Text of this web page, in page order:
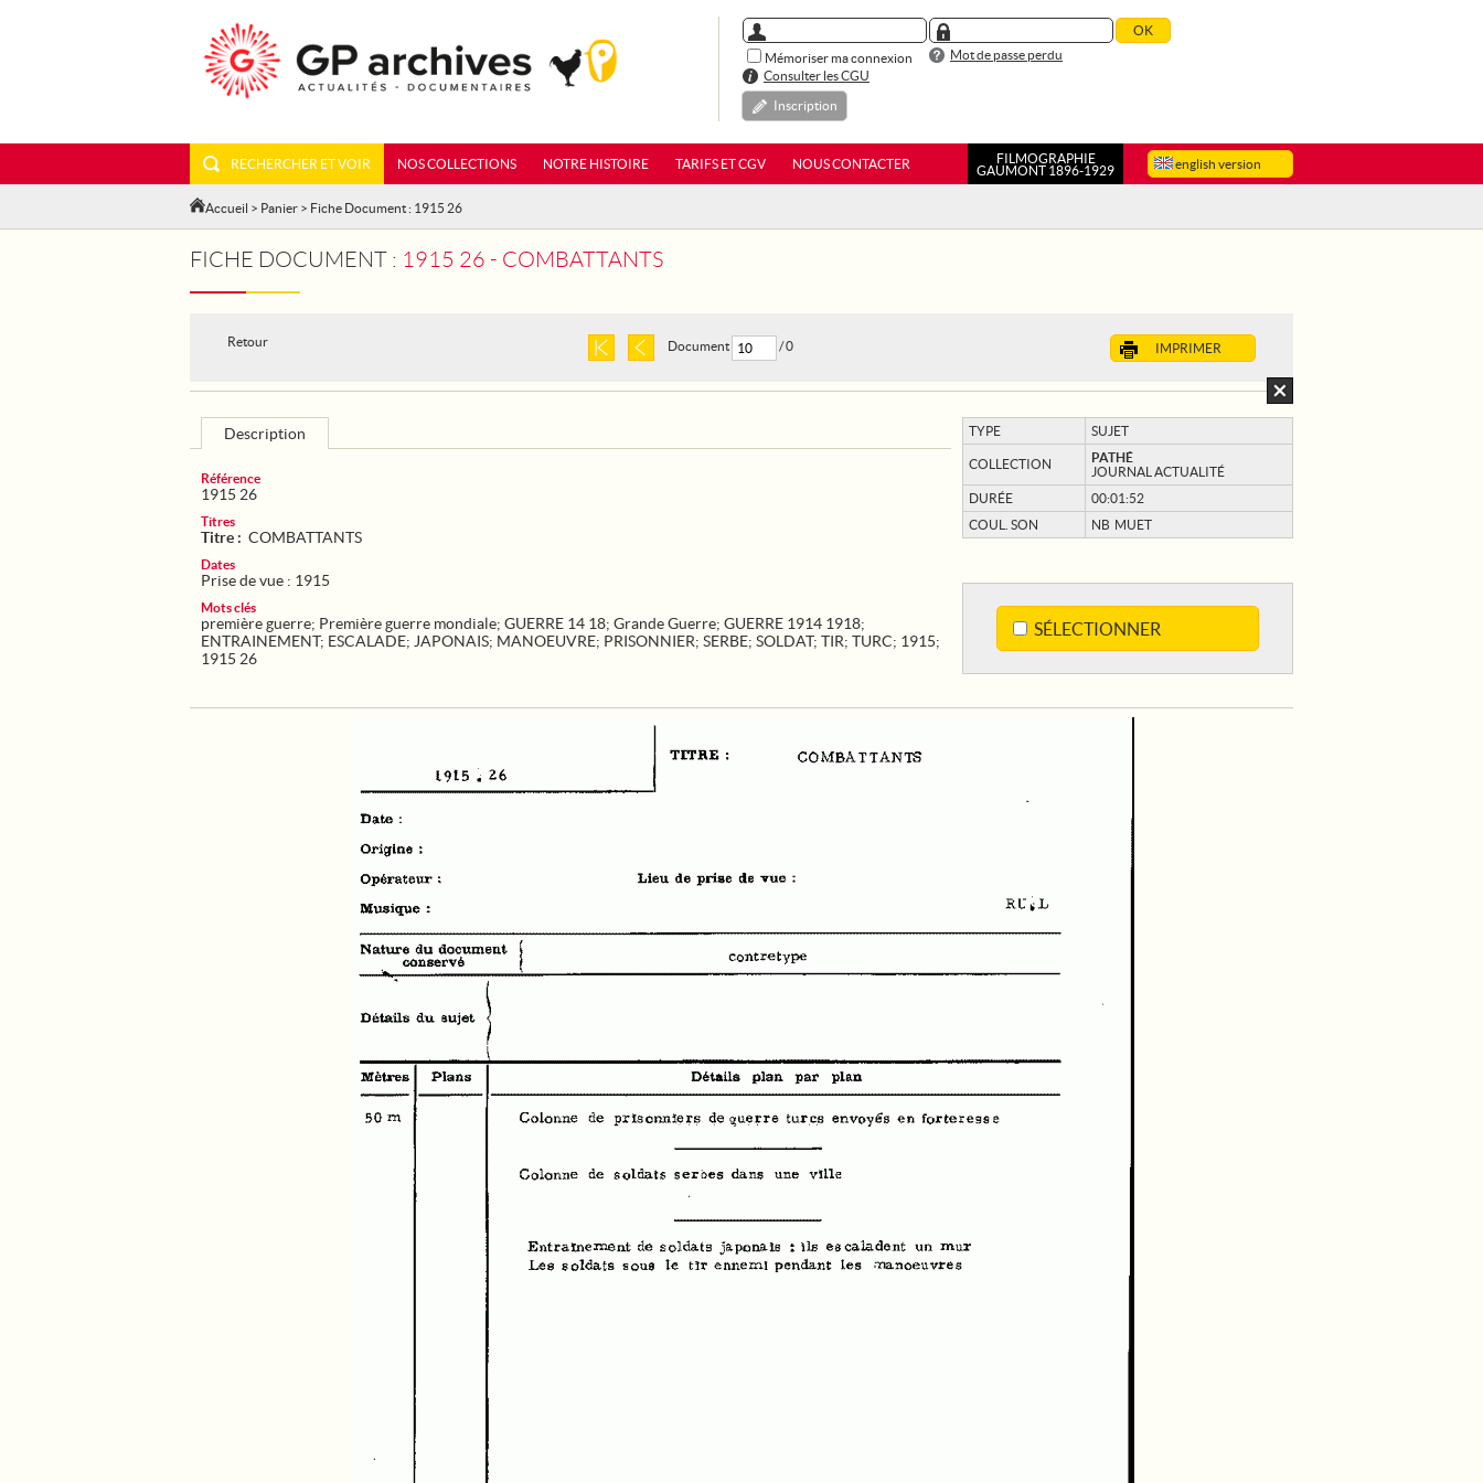
Mémoriser ma connexion
Mot de passe perdu
Consulter les CGU
Inscription
english version
RECHERCHER ET VOIR NOS COLLECTIONS NOTRE HISTOIRE TARIFS ET CGV NOUS CONTACTER
FILMOGRAPHIE
GAUMONT 1896-1929
Accueil > Panier > Fiche Document : 1915 26
FICHE DOCUMENT : 1915 26 - COMBATTANTS
Retour IMPRIMER
Document / 0
TYPE SUJET
COLLECTION
PATHÉ
JOURNAL ACTUALITÉ
DURÉE
00:01:52
COUL. SON
NB MUET
SÉLECTIONNER
Description
Référence
1915 26
Titres
Titre : COMBATTANTS
Dates
Prise de vue : 1915
Mots clés
première guerre; Première guerre mondiale; GUERRE 14 18; Grande Guerre; GUERRE 1914 1918;
ENTRAINEMENT; ESCALADE; JAPONAIS; MANOEUVRE; PRISONNIER; SERBE; SOLDAT; TIR; TURC; 1915;
1915 26